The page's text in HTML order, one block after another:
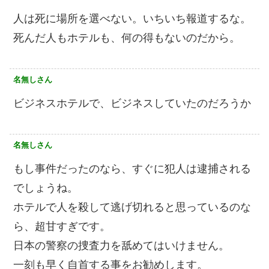
人は死に場所を選べない。いちいち報道するな。
死んだ人もホテルも、何の得もないのだから。
名無しさん
ビジネスホテルで、ビジネスしていたのだろうか
名無しさん
もし事件だったのなら、すぐに犯人は逮捕される
でしょうね。
ホテルで人を殺して逃げ切れると思っているのな
ら、超甘すぎです。
日本の警察の捜査力を舐めてはいけません。
一刻も早く自首する事をお勧めします。